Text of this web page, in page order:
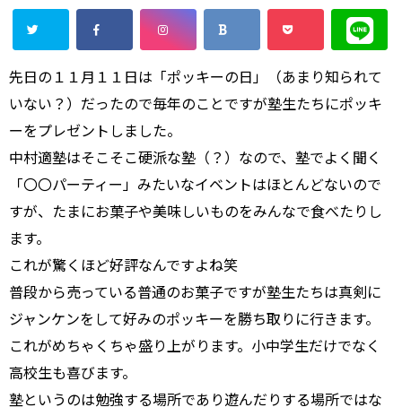
先日の１１月１１日は「ポッキーの日」（あまり知られて
いない？）だったので毎年のことですが塾生たちにポッキ
ーをプレゼントしました。
中村適塾はそこそこ硬派な塾（？）なので、塾でよく聞く
「〇〇パーティー」みたいなイベントはほとんどないので
すが、たまにお菓子や美味しいものをみんなで食べたりし
ます。
これが驚くほど好評なんですよね笑
普段から売っている普通のお菓子ですが塾生たちは真剣に
ジャンケンをして好みのポッキーを勝ち取りに行きます。
これがめちゃくちゃ盛り上がります。小中学生だけでなく
高校生も喜びます。
塾というのは勉強する場所であり遊んだりする場所ではな